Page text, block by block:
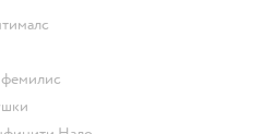
фемилис